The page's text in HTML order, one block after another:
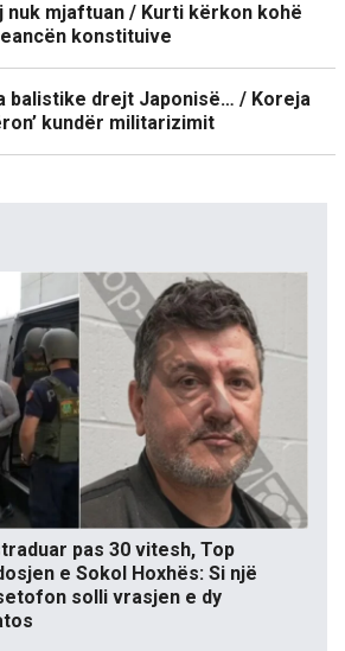
nuk mjaftuan / Kurti kërkon kohë
konstituive
balistike drejt Japonisë… / Koreja
kundër militarizimit
pas 30 vitesh, Top
e Sokol Hoxhës: Si një
solli vrasjen e dy